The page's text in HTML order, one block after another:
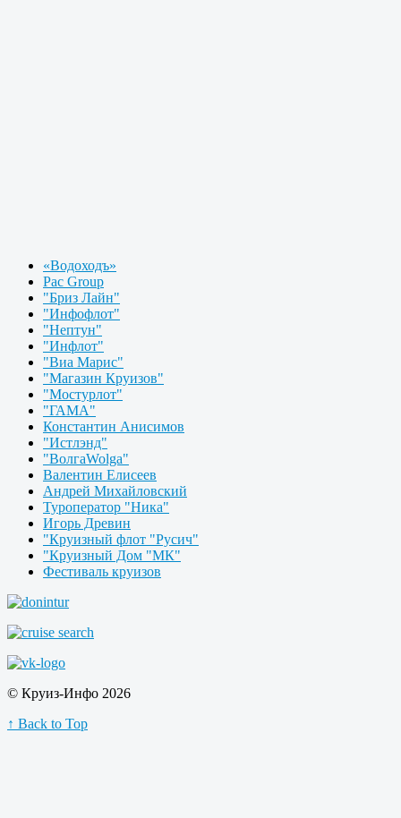
«Водоходъ»
Pac Group
"Бриз Лайн"
"Инфофлот"
"Нептун"
"Инфлот"
"Виа Марис"
"Магазин Круизов"
"Мостурлот"
"ГАМА"
Константин Анисимов
"Истлэнд"
"ВолгаWolga"
Валентин Елисеев
Андрей Михайловский
Туроператор "Ника"
Игорь Древин
"Круизный флот "Русич"
"Круизный Дом "МК"
Фестиваль круизов
© Круиз-Инфо 2026
↑ Back to Top